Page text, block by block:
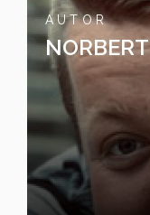
AUTOR
NORBERT